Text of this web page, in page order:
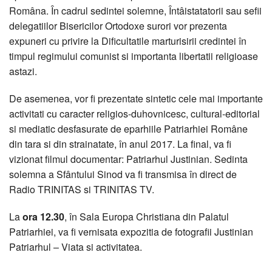
Româna. În cadrul sedintei solemne, Întâistatatorii sau sefii
delegatiilor Bisericilor Ortodoxe surori vor prezenta
expuneri cu privire la Dificultatile marturisirii credintei în
timpul regimului comunist si importanta libertatii religioase
astazi.
De asemenea, vor fi prezentate sintetic cele mai importante
activitati cu caracter religios-duhovnicesc, cultural-editorial
si mediatic desfasurate de eparhiile Patriarhiei Române
din tara si din strainatate, în anul 2017. La final, va fi
vizionat filmul documentar: Patriarhul Justinian. Sedinta
solemna a Sfântului Sinod va fi transmisa în direct de
Radio TRINITAS si TRINITAS TV.
Laora 12.30, în Sala Europa Christiana din Palatul
Patriarhiei, va fi vernisata expozitia de fotografii Justinian
Patriarhul – Viata si activitatea.